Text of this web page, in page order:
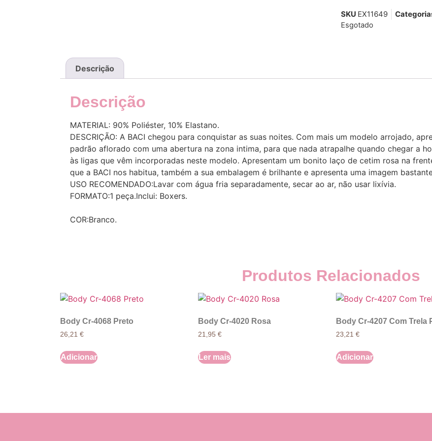
SKU EX11649
Esgotado
Descrição
Descrição
MATERIAL: 90% Poliéster, 10% Elastano.
DESCRIÇÃO: A BACI chegou para conquistar as suas noites. Com mais um modelo arrojado,
padrão aflorado com uma abertura na zona intima, para que nada atrapalhe quando chegar a
às ligas que vêm incorporadas neste modelo. Apresentam um bonito laço de cetim rosa na
que a BACI nos habitua, também a sua embalagem é brilhante e apresenta uma imagem
USO RECOMENDADO:Lavar com água fria separadamente, secar ao ar, não usar lixívia.
FORMATO:1 peça.Inclui: Boxers.
COR:Branco.
Produtos Relacionados
Body Cr-4068 Preto
26,21 €
Adicionar
Body Cr-4020 Rosa
21,95 €
Ler mais
Body Cr-4207 Com Trela
23,21 €
Adicionar